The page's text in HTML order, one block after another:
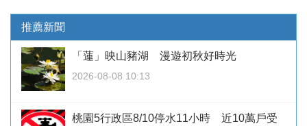
推薦新聞
「蓮」映山豬湖 漫遊初秋好時光
2026-08-08 10:13
桃園5行政區8/10停水11小時 近10萬戶受